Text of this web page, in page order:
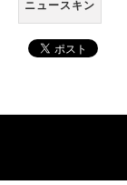
ニュースキン